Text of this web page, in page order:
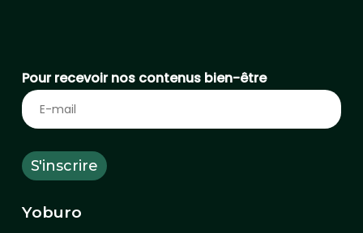
Pour recevoir nos contenus bien-être
Yoburo